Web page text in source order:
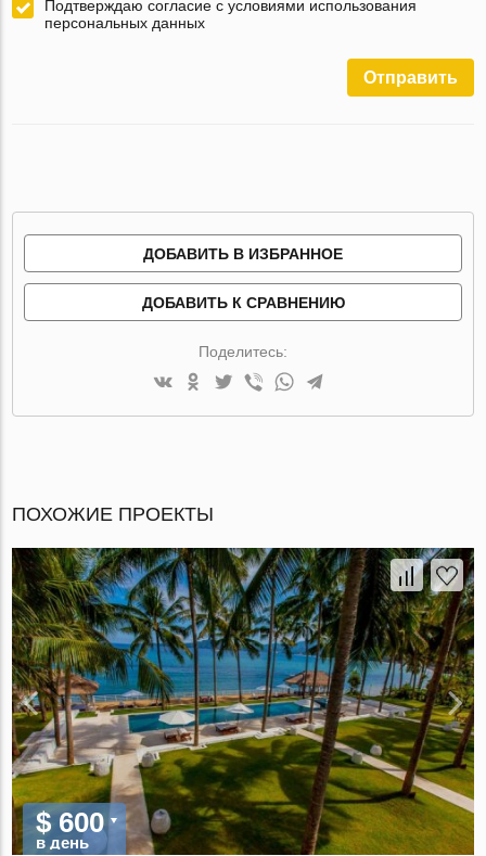
Подтверждаю согласие с условиями использования
персональных данных
Отправить
ДОБАВИТЬ В ИЗБРАННОЕ
ДОБАВИТЬ К СРАВНЕНИЮ
Поделитесь:
ПОХОЖИЕ ПРОЕКТЫ
$ 600
в день